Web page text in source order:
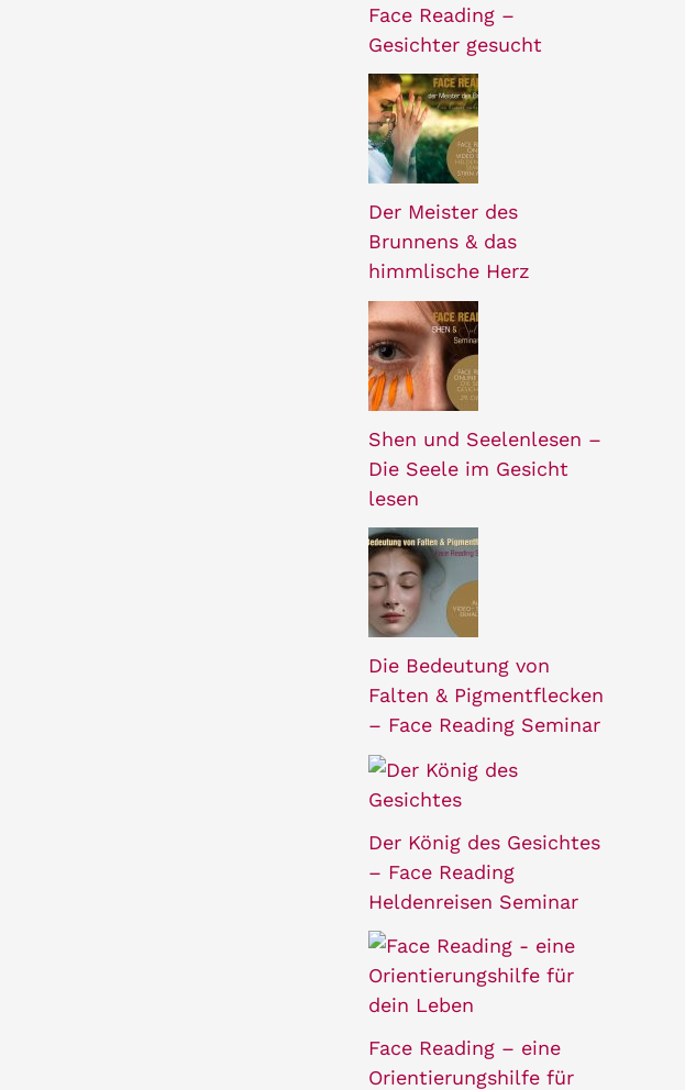
Face Reading –
Gesichter gesucht
Der Meister des
Brunnens & das
himmlische Herz
Shen und Seelenlesen –
Die Seele im Gesicht
lesen
Die Bedeutung von
Falten & Pigmentflecken
– Face Reading Seminar
Der König des Gesichtes
– Face Reading
Heldenreisen Seminar
Face Reading – eine
Orientierungshilfe für